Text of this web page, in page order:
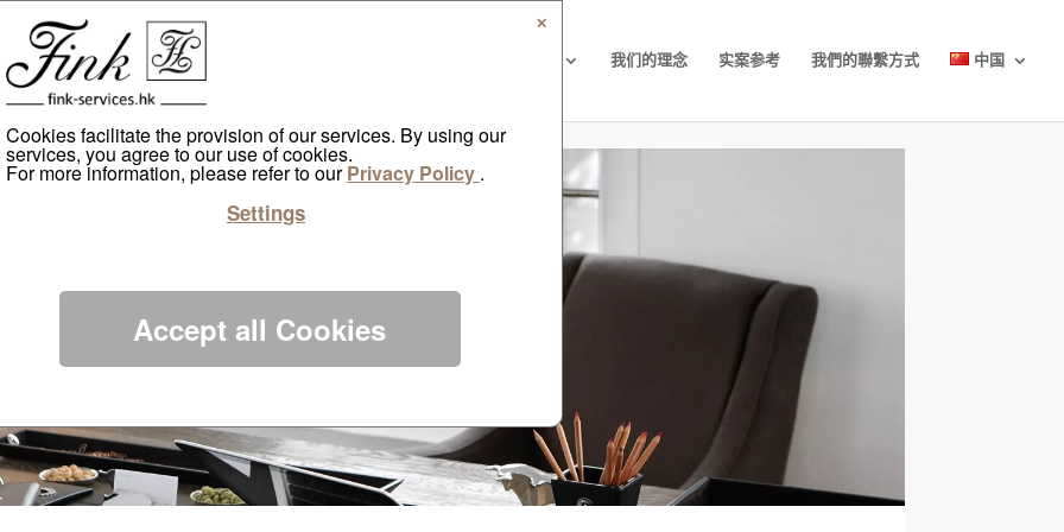
首页 生活品味服务 我们的理念 实案参考 我們的聯繫方式 中国
✕
Cookies facilitate the provision of our services. By using our
services, you agree to our use of cookies.
For more information, please refer to ourPrivacy Policy .
Settings
Accept all Cookies